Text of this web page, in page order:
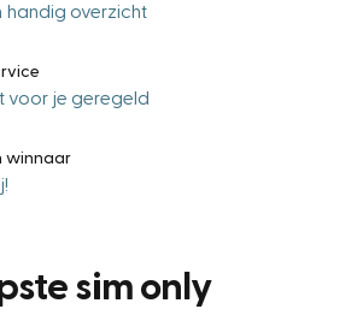
handig overzicht
voor je geregeld
winnaar
sim only